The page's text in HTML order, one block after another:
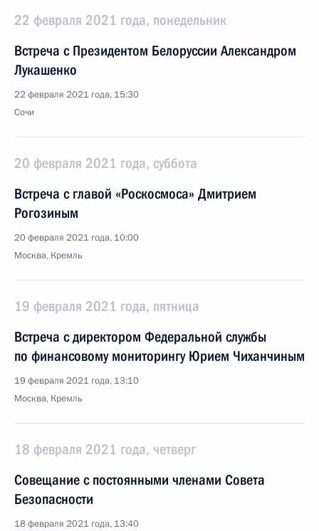
22 февраля 2021 года, понедельник
Встреча с Президентом Белоруссии Александром
Лукашенко
22 февраля 2021 года, 15:30
Сочи
20 февраля 2021 года, суббота
Встреча с главой «Роскосмоса» Дмитрием
Рогозиным
20 февраля 2021 года, 10:00
Москва, Кремль
19 февраля 2021 года, пятница
Встреча с директором Федеральной службы
по финансовому мониторингу Юрием Чиханчиным
19 февраля 2021 года, 13:10
Москва, Кремль
18 февраля 2021 года, четверг
Совещание с постоянными членами Совета
Безопасности
18 февраля 2021 года, 13:40